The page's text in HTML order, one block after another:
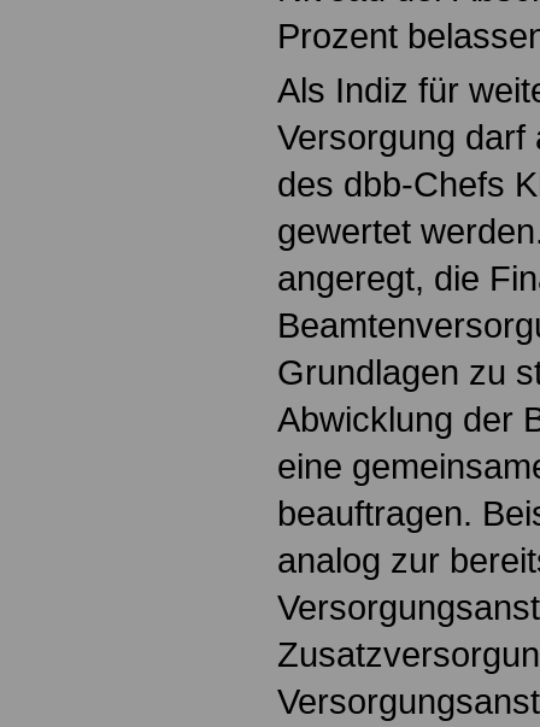
Prozent
Als Indiz für
Versorgung darf
des dbb-Chefs
gewertet
angeregt, die
Grundlagen zu
Abwicklung der
eine
beauftragen.
analog zur